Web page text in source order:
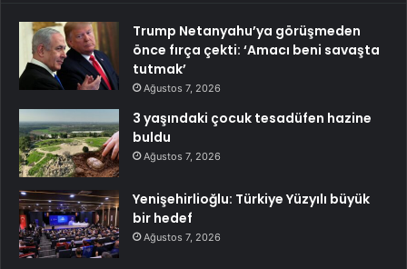
Trump Netanyahu’ya görüşmeden
önce fırça çekti: ‘Amacı beni savaşta
tutmak’
Ağustos 7, 2026
3 yaşındaki çocuk tesadüfen hazine
buldu
Ağustos 7, 2026
Yenişehirlioğlu: Türkiye Yüzyılı büyük
bir hedef
Ağustos 7, 2026